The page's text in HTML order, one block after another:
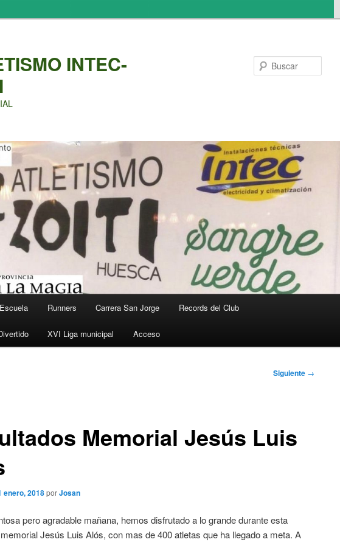
INTEC-
Escuela Runners Carrera San Jorge Records del Club
XVI Liga municipal Acceso
Siguiente →
Memorial Jesús Luis
enero, 2018 porJosan
pero agradable mañana, hemos disfrutado a lo grande durante esta
Jesús Luis Alós, con mas de 400 atletas que ha llegado a meta. A